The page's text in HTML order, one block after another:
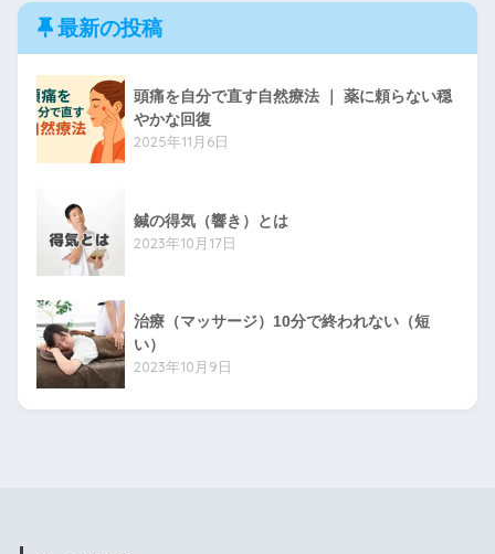
最新の投稿
頭痛を自分で直す自然療法 ｜ 薬に頼らない穏
やかな回復
2025年11月6日
鍼の得気（響き）とは
2023年10月17日
治療（マッサージ）10分で終われない（短
い）
2023年10月9日